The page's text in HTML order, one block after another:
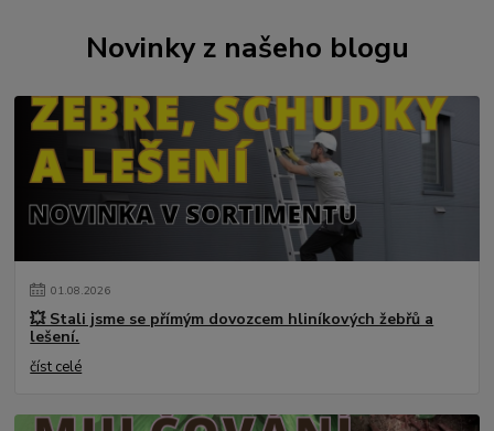
Novinky z našeho blogu
01.08.2026
💥 Stali jsme se přímým dovozcem hliníkových žebřů a
lešení.
číst celé